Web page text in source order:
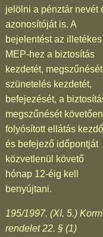
jelölni a pénztár nevét
azonosítóját is. A
bejelentést az illetékes
MEP-hez a biztosítás
kezdetét,
szünetelés kezdetét,
befejezését, a
megszűnését követően
folyósított ellátás kezdő
és befejező időpontját
közvetlenül követő
hónap 12-éig kell
benyújtani.
195/1997. (XI. 5.)
rendelet 22. § (1)